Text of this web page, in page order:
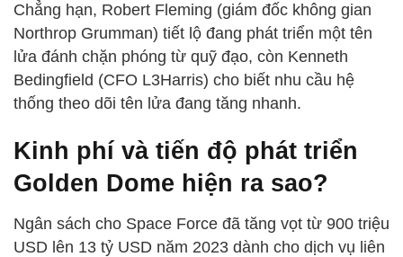
Chẳng hạn, Robert Fleming (giám đốc không gian
Northrop Grumman) tiết lộ đang phát triển một tên
lửa đánh chặn phóng từ quỹ đạo, còn Kenneth
Bedingfield (CFO L3Harris) cho biết nhu cầu hệ
thống theo dõi tên lửa đang tăng nhanh.
Kinh phí và tiến độ phát triển
Golden Dome hiện ra sao?
Ngân sách cho Space Force đã tăng vọt từ 900 triệu
USD lên 13 tỷ USD năm 2023 dành cho dịch vụ liên